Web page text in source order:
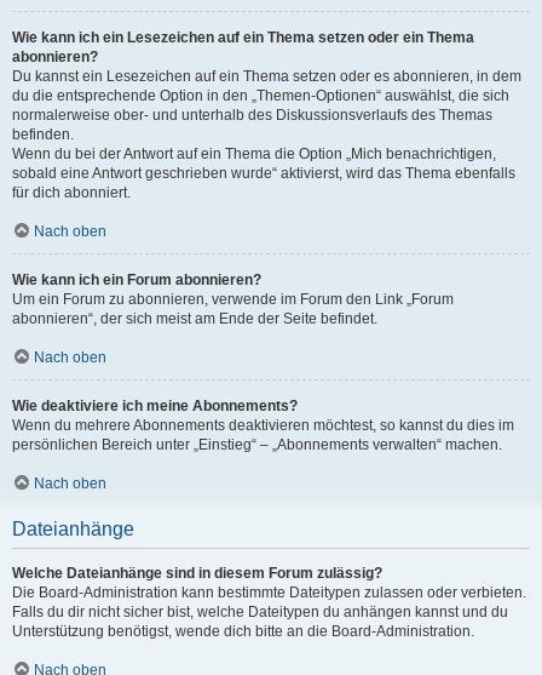
Wie kann ich ein Lesezeichen auf ein Thema setzen oder ein Thema
abonnieren?
Du kannst ein Lesezeichen auf ein Thema setzen oder es abonnieren, in dem
du die entsprechende Option in den „Themen-Optionen“ auswählst, die sich
normalerweise ober- und unterhalb des Diskussionsverlaufs des Themas
befinden.
Wenn du bei der Antwort auf ein Thema die Option „Mich benachrichtigen,
sobald eine Antwort geschrieben wurde“ aktivierst, wird das Thema ebenfalls
für dich abonniert.
Nach oben
Wie kann ich ein Forum abonnieren?
Um ein Forum zu abonnieren, verwende im Forum den Link „Forum
abonnieren“, der sich meist am Ende der Seite befindet.
Nach oben
Wie deaktiviere ich meine Abonnements?
Wenn du mehrere Abonnements deaktivieren möchtest, so kannst du dies im
persönlichen Bereich unter „Einstieg“ – „Abonnements verwalten“ machen.
Nach oben
Dateianhänge
Welche Dateianhänge sind in diesem Forum zulässig?
Die Board-Administration kann bestimmte Dateitypen zulassen oder verbieten.
Falls du dir nicht sicher bist, welche Dateitypen du anhängen kannst und du
Unterstützung benötigst, wende dich bitte an die Board-Administration.
Nach oben